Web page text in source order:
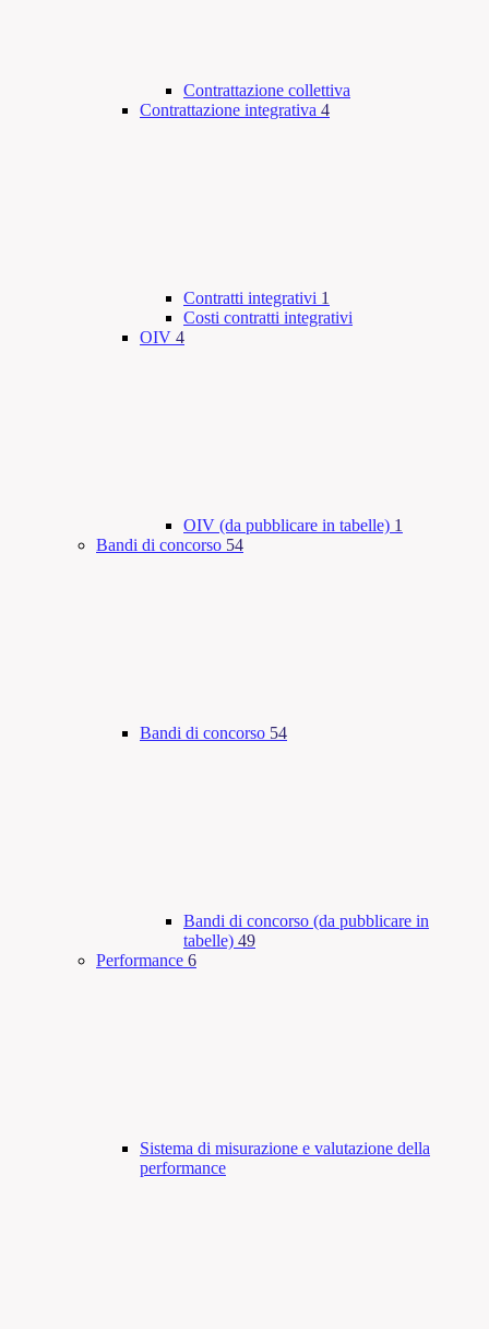
Contrattazione collettiva
Contrattazione integrativa 4
Contratti integrativi 1
Costi contratti integrativi
OIV 4
OIV (da pubblicare in tabelle) 1
Bandi di concorso 54
Bandi di concorso 54
Bandi di concorso (da pubblicare in
tabelle) 49
Performance 6
Sistema di misurazione e valutazione della
performance